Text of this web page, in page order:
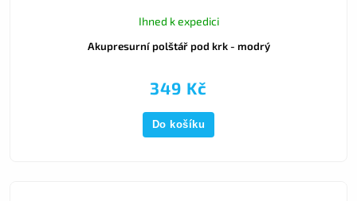
Akupresurní polštář pod krk - modrý
Ihned k expedici
349 Kč
Do košíku